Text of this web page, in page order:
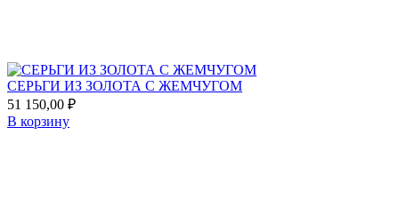
СЕРЬГИ ИЗ ЗОЛОТА С ЖЕМЧУГОМ
51 150,00 ₽
В корзину